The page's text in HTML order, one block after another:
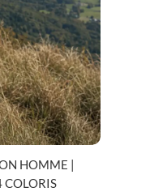
HOMME |
COLORIS